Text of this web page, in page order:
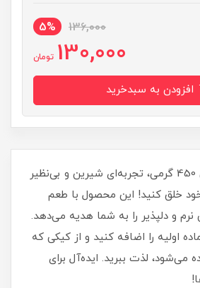
136,000
5%
130,000 تومان
با پودر کیک نارگیلی 450 گرمی، تجربه‌ای شیرین و بی‌نظیر
خلق کنید! این محصول با طعم
نرم و دلپذیر را به شما هدیه می‌دهد.
اولیه را اضافه کنید و از کیکی که
می‌شود، لذت ببرید. ایده‌آل برای